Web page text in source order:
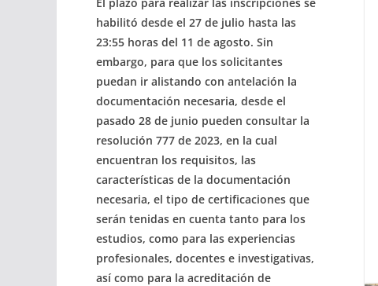
habilitó desde el 27 de julio hasta las
23:55 horas del 11 de agosto. Sin
embargo, para que los solicitantes
puedan ir alistando con antelación la
documentación necesaria, desde el
pasado 28 de junio pueden consultar la
resolución 777 de 2023, en la cual
encuentran los requisitos, las
características de la documentación
necesaria, el tipo de certificaciones que
serán tenidas en cuenta tanto para los
estudios, como para las experiencias
profesionales, docentes e investigativas,
así como para la acreditación de